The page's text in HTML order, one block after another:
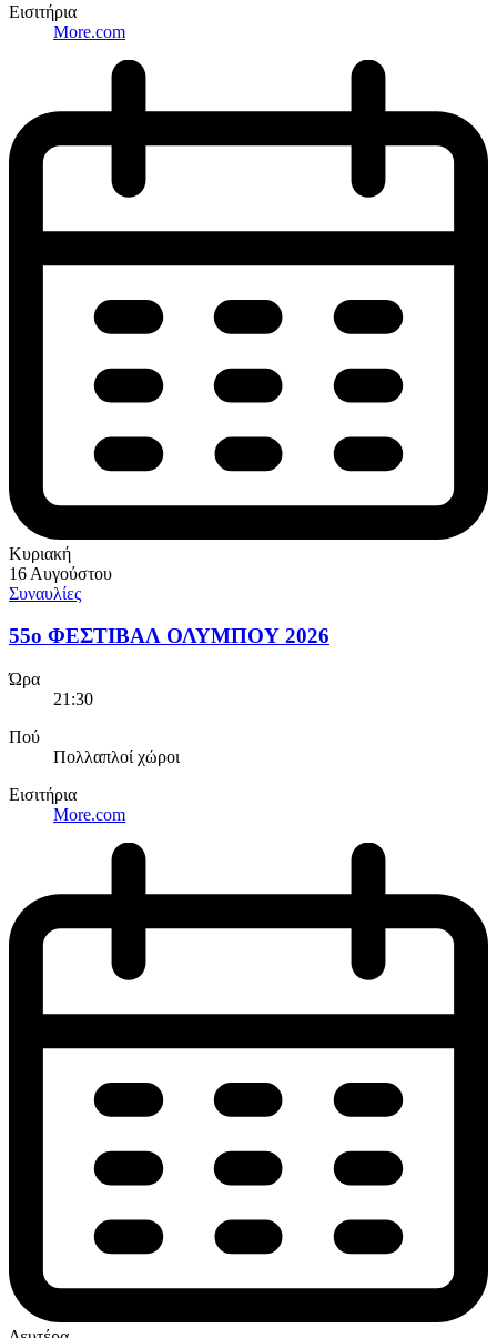
Εισιτήρια
More.com
Κυριακή
16 Αυγούστου
Συναυλίες
55ο ΦΕΣΤΙΒΑΛ ΟΛΥΜΠΟΥ 2026
Ώρα
21:30
Πού
Πολλαπλοί χώροι
Εισιτήρια
More.com